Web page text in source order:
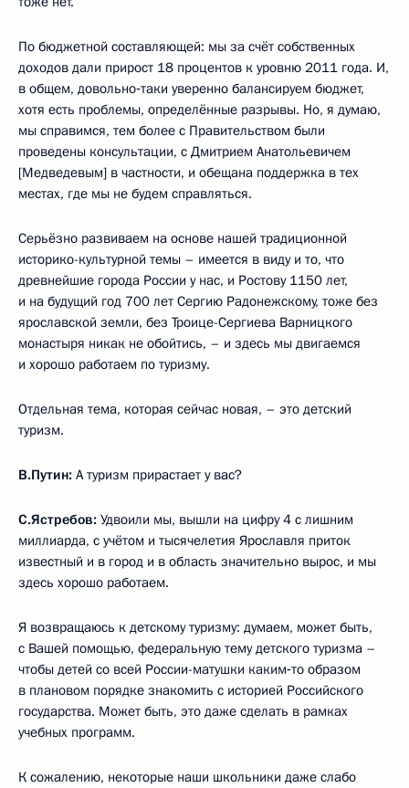
По бюджетной составляющей: мы за счёт собственных
доходов дали прирост 18 процентов к уровню 2011 года. И,
в общем, довольно‑таки уверенно балансируем бюджет,
хотя есть проблемы, определённые разрывы. Но, я думаю,
мы справимся, тем более с Правительством были
проведены консультации, с Дмитрием Анатольевичем
[Медведевым] в частности, и обещана поддержка в тех
местах, где мы не будем справляться.
Серьёзно развиваем на основе нашей традиционной
историко-культурной темы – имеется в виду и то, что
древнейшие города России у нас, и Ростову 1150 лет,
и на будущий год 700 лет Сергию Радонежскому, тоже без
ярославской земли, без Троице-Сергиева Варницкого
монастыря никак не обойтись, – и здесь мы двигаемся
и хорошо работаем по туризму.
Отдельная тема, которая сейчас новая, – это детский
туризм.
В.Путин: А туризм прирастает у вас?
С.Ястребов: Удвоили мы, вышли на цифру 4 с лишним
миллиарда, с учётом и тысячелетия Ярославля приток
известный и в город и в область значительно вырос, и мы
здесь хорошо работаем.
Я возвращаюсь к детскому туризму: думаем, может быть,
с Вашей помощью, федеральную тему детского туризма –
чтобы детей со всей России-матушки каким‑то образом
в плановом порядке знакомить с историей Российского
государства. Может быть, это даже сделать в рамках
учебных программ.
К сожалению, некоторые наши школьники даже слабо